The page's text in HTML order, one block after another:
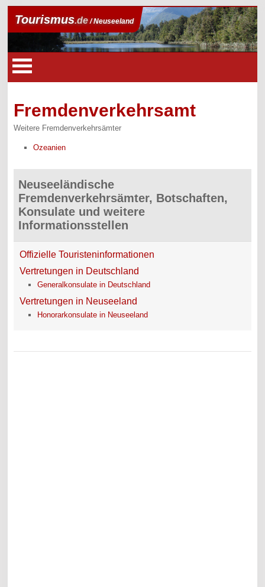
Tourismus.de/ Neuseeland
Fremdenverkehrsamt
Weitere Fremdenverkehrsämter
Ozeanien
Neuseeländische
Fremdenverkehrsämter, Botschaften,
Konsulate und weitere
Informationsstellen
Offizielle Touristeninformationen
Vertretungen in Deutschland
Generalkonsulate in Deutschland
Vertretungen in Neuseeland
Honorarkonsulate in Neuseeland